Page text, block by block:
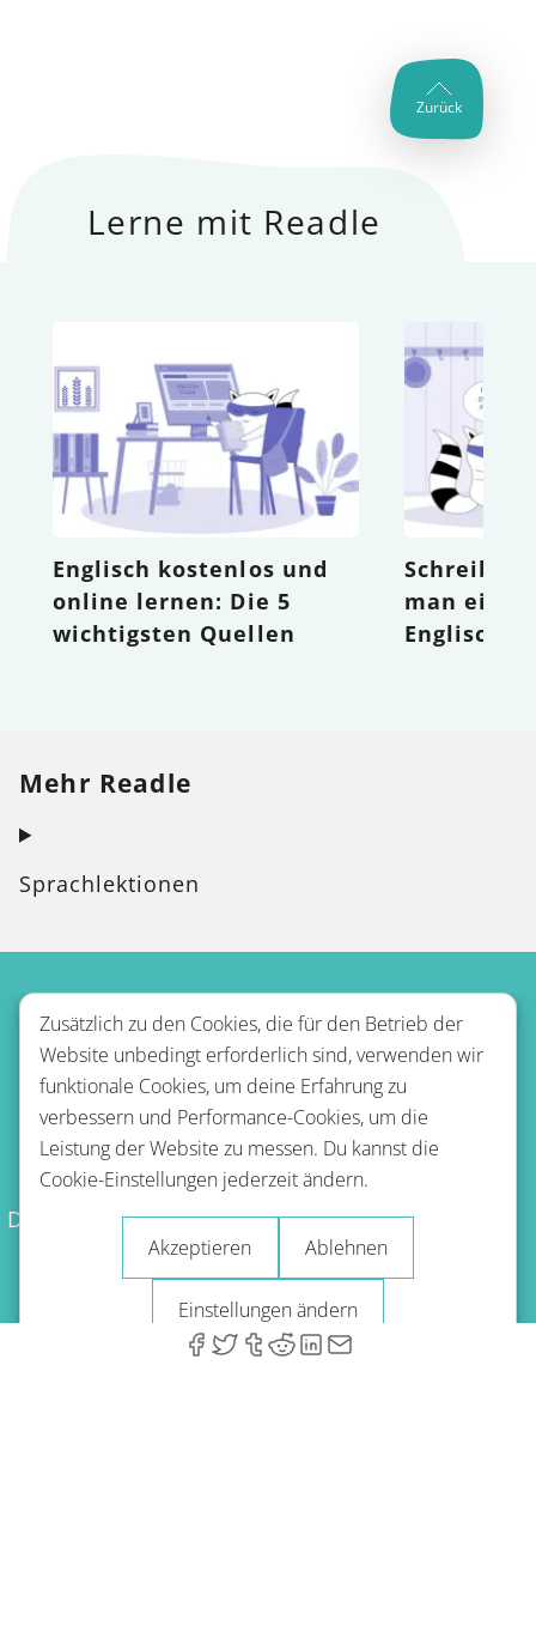
Zurück
Lerne mit Readle
Englisch kostenlos und
online lernen: Die 5
wichtigsten Quellen
man
Englisch
Mehr Readle
Sprachlektionen
Nutzungsbestimmungen
Datenschutzbestimmungen Erstattungsrichtlinie
Impressum Blog
© 2026 A-Type Technologies GmbH. Alle Rechte vorbehalten.
Zusätzlich zu den Cookies, die für den Betrieb der
Website unbedingt erforderlich sind, verwenden wir
funktionale Cookies, um deine Erfahrung zu
verbessern und Performance-Cookies, um die
Leistung der Website zu messen. Du kannst die
Cookie-Einstellungen jederzeit ändern.
Akzeptieren Ablehnen
Einstellungen ändern